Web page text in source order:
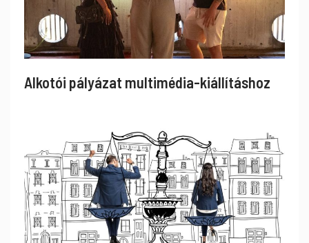
Alkotói pályázat multimédia-kiállításhoz